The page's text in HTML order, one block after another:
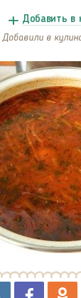
Добавить в
Добавили в